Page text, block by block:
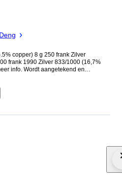
8 g 250 frank Zilver